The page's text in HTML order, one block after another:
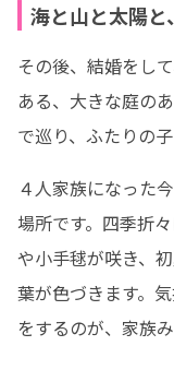
海と山と太陽と
その後、結婚をし
ある、大きな庭の
で巡り、ふたりの
４人家族になった
場所です。四季折
や小手毬が咲き、
葉が色づきます。
をするのが、家族